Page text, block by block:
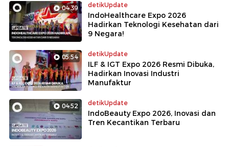
04:39 detikUpdate
IndoHealthcare Expo 2026
Hadirkan Teknologi Kesehatan dari
9 Negara!
05:54 detikUpdate
ILF & IGT Expo 2026 Resmi Dibuka,
Hadirkan Inovasi Industri
Manufaktur
04:52 detikUpdate
IndoBeauty Expo 2026, Inovasi dan
Tren Kecantikan Terbaru